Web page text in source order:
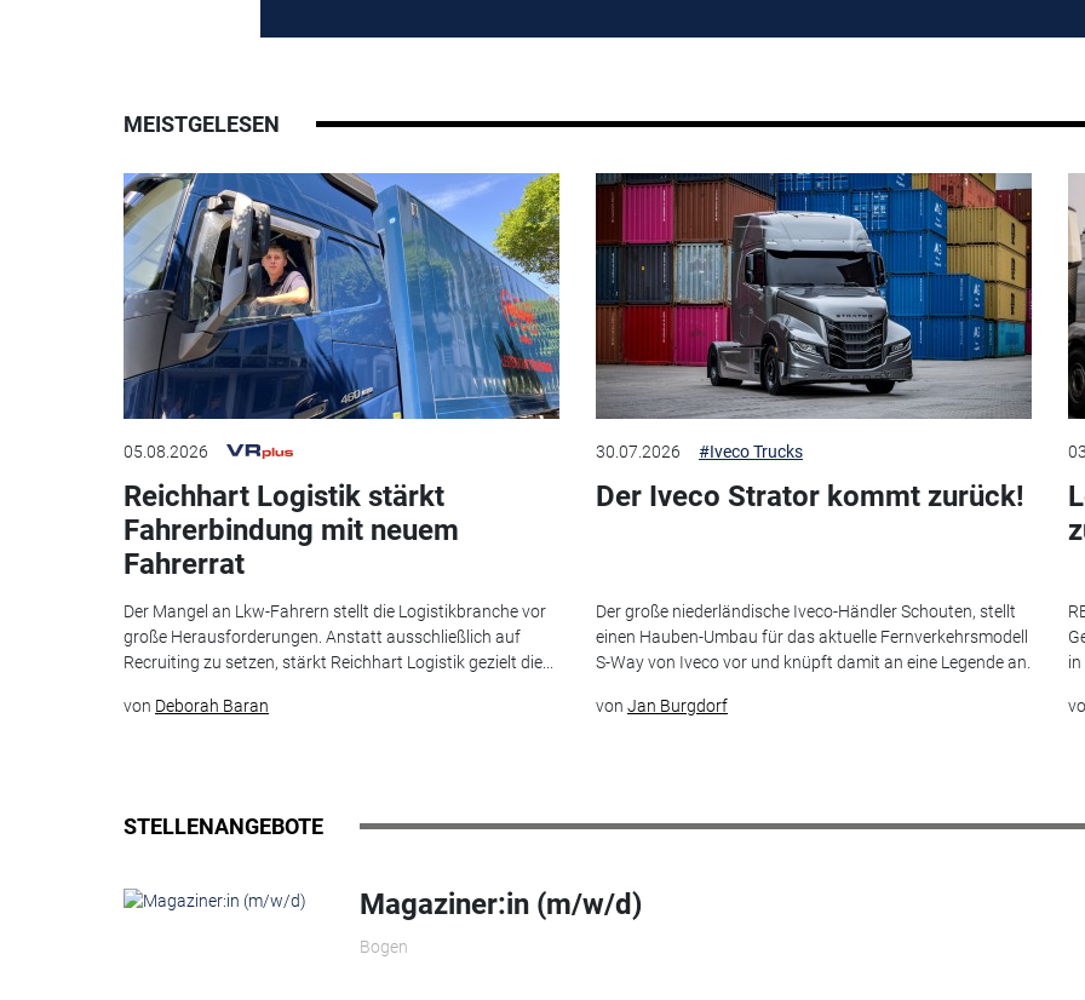
MEISTGELESEN
05.08.2026
Reichhart Logistik stärkt
Fahrerbindung mit neuem
Fahrerrat
Der Mangel an Lkw-Fahrern stellt die Logistikbranche vor
große Herausforderungen. Anstatt ausschließlich auf
Recruiting zu setzen, stärkt Reichhart Logistik gezielt die...
von Deborah Baran
30.07.2026 #Iveco Trucks
Der Iveco Strator kommt zurück!
Der große niederländische Iveco-Händler Schouten, stellt
einen Hauben-Umbau für das aktuelle Fernverkehrsmodell
S-Way von Iveco vor und knüpft damit an eine Legende an.
von Jan Burgdorf
in
STELLENANGEBOTE
Magaziner:in (m/w/d)
Bogen